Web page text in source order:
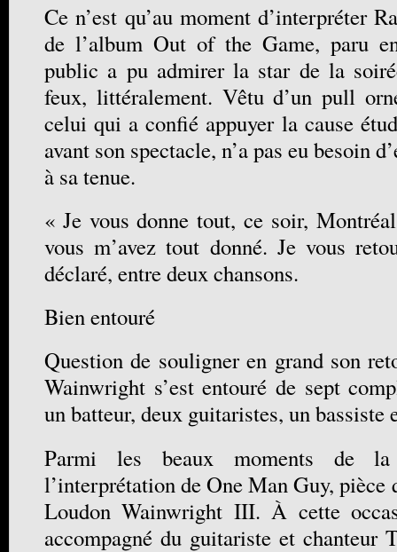
Ce n’est qu’au moment d’interpréter
de l’album Out of the Game, paru
public a pu admirer la star de la
feux, littéralement. Vêtu d’un pull
celui qui a confié appuyer la cause
avant son spectacle, n’a pas eu besoin
à sa tenue.
« Je vous donne tout, ce soir,
vous m’avez tout donné. Je vous
déclaré, entre deux chansons.
Bien entouré
Question de souligner en grand son
Wainwright s’est entouré de sept
un batteur, deux guitaristes, un bassiste
Parmi les beaux moments de
l’interprétation de One Man Guy, pièce
Loudon Wainwright III. À cette
accompagné du guitariste et chanteur